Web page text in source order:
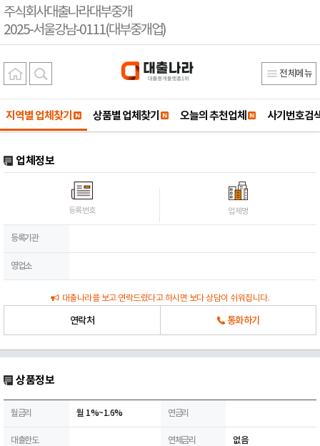
주식회사대출나라대부중개
2025-서울강남-0111(대부중개업)
전체메뉴
지역별 업체찾기 상품별 업체찾기 오늘의 추천업체 사기번호검
업체정보
등록번호 업체명
등록기관
영업소
대출나라를 보고 연락드렸다고 하시면 보다 상담이 쉬워집니다.
연락처 통화하기
상품정보
월금리 월 1%~1.6% 연금리
대출한도 연체금리 없음